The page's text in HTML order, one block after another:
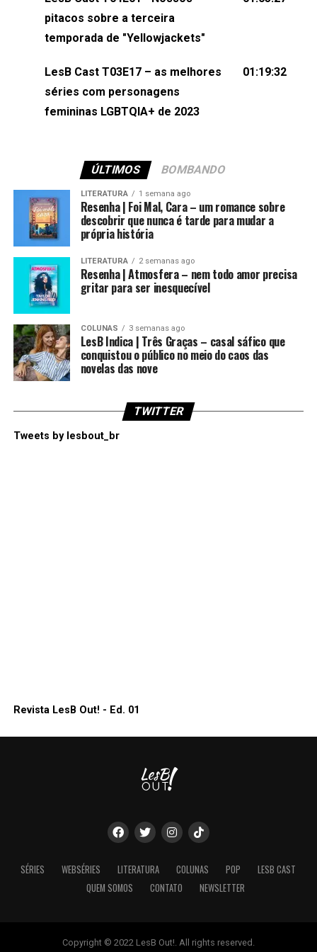
(⁠⁠⁠⁠@brunarfentanes⁠⁠⁠⁠) e Pollyelly FlorêncioEdição de
Naiady Machado
pitacos sobre a terceira
temporada de "Yellowjackets"
LesB Cast T03E17 – as melhores
séries com personagens
femininas LGBTQIA+ de 2023
01:19:32
ÚLTIMOS BOMBANDO
LITERATURA 1 semana ago
Resenha | Foi Mal, Cara – um romance sobre
descobrir que nunca é tarde para mudar a
própria história
LITERATURA 2 semanas ago
Resenha | Atmosfera – nem todo amor precisa
gritar para ser inesquecível
COLUNAS 3 semanas ago
LesB Indica | Três Graças – casal sáfico que
conquistou o público no meio do caos das
novelas das nove
TWITTER
Tweets by lesbout_br
Revista LesB Out! - Ed. 01
SÉRIES WEBSÉRIES LITERATURA COLUNAS POP
LESB CAST
QUEM SOMOS
CONTATO NEWSLETTER
Copyright © 2022 LesB Out!. All rights reserved.